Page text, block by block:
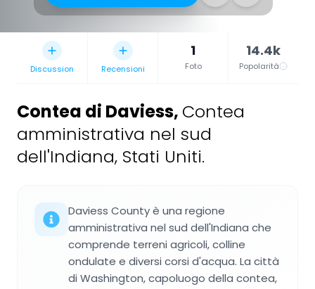
Discussion Recensioni
1
Foto
14.4k
Popolarità
Contea di Daviess, Contea
amministrativa nel sud
dell'Indiana, Stati Uniti.
Daviess County è una regione
amministrativa nel sud dell'Indiana che
comprende terreni agricoli, colline
ondulate e diversi corsi d'acqua. La città
di Washington, capoluogo della contea,